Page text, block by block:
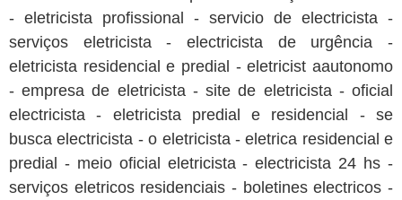
- eletricista profissional - servicio de electricista -
serviços eletricista - electricista de urgência -
eletricista residencial e predial - eletricist aautonomo
- empresa de eletricista - site de eletricista - oficial
electricista - eletricista predial e residencial - se
busca electricista - o eletricista - eletrica residencial e
predial - meio oficial eletricista - electricista 24 hs -
serviços eletricos residenciais - boletines electricos -